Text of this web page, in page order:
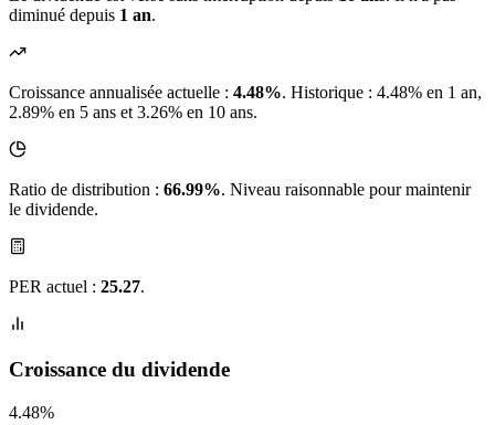
diminué depuis 1 an.
Croissance annualisée actuelle : 4.48%. Historique : 4.48% en 1 an,
2.89% en 5 ans et 3.26% en 10 ans.
Ratio de distribution : 66.99%. Niveau raisonnable pour maintenir
le dividende.
PER actuel : 25.27.
Croissance du dividende
4.48%